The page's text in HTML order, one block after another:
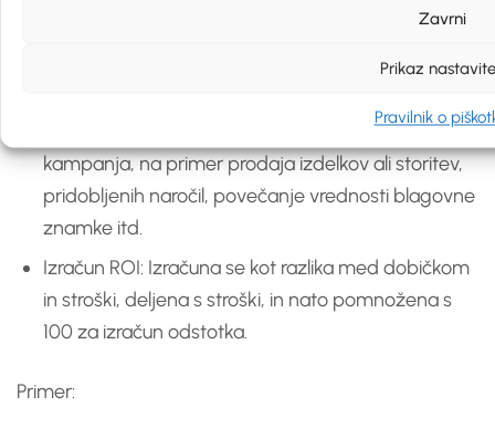
Zavrni
Prikaz
Pravilnik o
oglaševanje, oblikovanje vsebin, plačilo orodij in
Dobiček ali donos: Prihodek, ki ga generira vaša
kampanja, na primer prodaja izdelkov ali storitev,
pridobljenih naročil, povečanje vrednosti blagovne
znamke itd.
Izračun ROI: Izračuna se kot razlika med dobičkom
in stroški, deljena s stroški, in nato pomnožena s
100 za izračun odstotka.
Primer: